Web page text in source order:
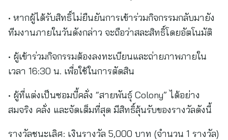
• หากผู้ได้รับสิทธิ์ไม่ยืนยันการเข้าร่วมกิจกรรมกลับมายัง
ทีมงานภายในวันดังกล่าว จะถือว่าสละสิทธิ์โดยอัตโนมัติ
• ผู้เข้าร่วมกิจกรรมต้องลงทะเบียนและถ่ายภาพภายใน
เวลา 16:30 น. เพื่อใช้ในการตัดสิน
• ผู้ที่แต่งเป็นซอมบี้คลั่ง “สายพันธุ์ Colony” ได้อย่าง
สมจริง คลั่ง และจัดเต็มที่สุด มีสิทธิ์ลุ้นรับของรางวัลดังนี้
รางวัลชนะเลิศ: เงินรางวัล 5,000 บาท (จำนวน 1 รางวัล)